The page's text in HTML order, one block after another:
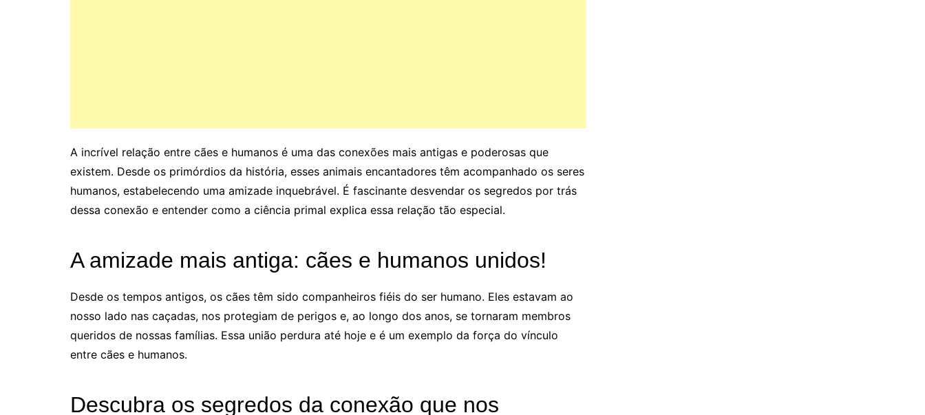
A incrível relação entre cães e humanos é uma das conexões mais antigas e poderosas que
existem. Desde os primórdios da história, esses animais encantadores têm acompanhado os seres
humanos, estabelecendo uma amizade inquebrável. É fascinante desvendar os segredos por trás
dessa conexão e entender como a ciência primal explica essa relação tão especial.
A amizade mais antiga: cães e humanos unidos!
Desde os tempos antigos, os cães têm sido companheiros fiéis do ser humano. Eles estavam ao
nosso lado nas caçadas, nos protegiam de perigos e, ao longo dos anos, se tornaram membros
queridos de nossas famílias. Essa união perdura até hoje e é um exemplo da força do vínculo
entre cães e humanos.
Descubra os segredos da conexão que nos